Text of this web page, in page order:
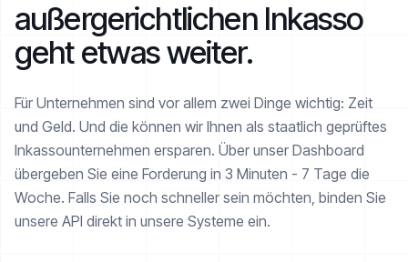
außergerichtlichen Inkasso
geht etwas weiter.
Für Unternehmen sind vor allem zwei Dinge wichtig: Zeit
und Geld. Und die können wir Ihnen als staatlich geprüftes
Inkasso­unternehmen ersparen. Über unser Dashboard
übergeben Sie eine Forderung in 3 Minuten - 7 Tage die
Woche. Falls Sie noch schneller sein möchten, binden Sie
unsere API direkt in unsere Systeme ein.